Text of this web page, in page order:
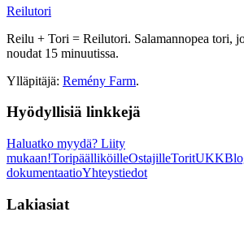
Reilutori
Reilu + Tori = Reilutori. Salamannopea tori,
noudat 15 minuutissa.
Ylläpitäjä: Remény Farm.
Hyödyllisiä linkkejä
Haluatko myydä? Liity
mukaan!ToripäälliköilleOstajilleToritUKK
dokumentaatioYhteystiedot
Lakiasiat